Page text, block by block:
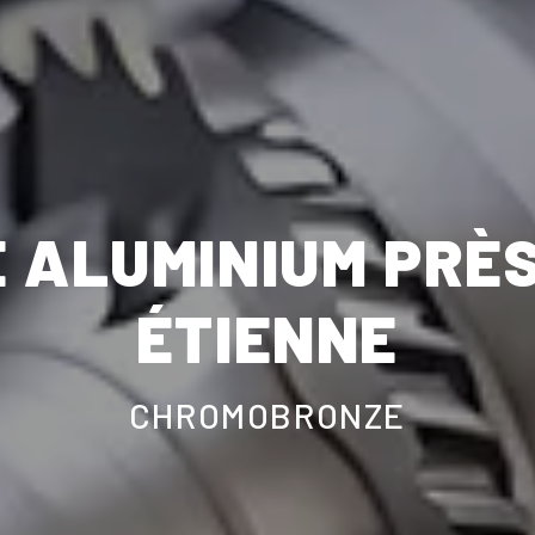
ALUMINIUM
ÉTIENNE
CHROMOBRONZE